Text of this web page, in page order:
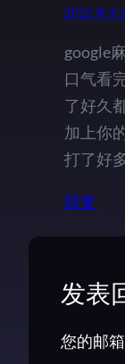
2012 年 9
google
口气看
了好久
加上你
打了好
回复
发表
您的邮